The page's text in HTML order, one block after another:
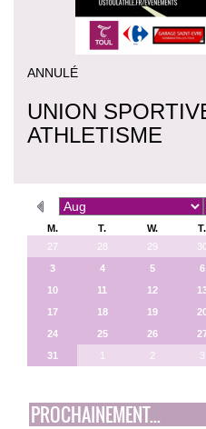
ANNULÉ
UNION
ATHLETISME
M. T. W. T.
27
28 29 30
3
4 5 6
10
11 12
17
18 19
24
25 26
31
1 2 3
PROCHAINEMENT...